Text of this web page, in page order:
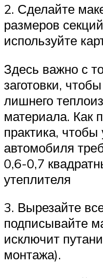
2. Сделайте
размеров
используйте
Здесь важно с
заготовки,
лишнего
материала. Как
практика, чтобы
автомобиля
0,6-0,7
утеплителя
3. Вырезайте
подписывайте
исключит
монтажа).